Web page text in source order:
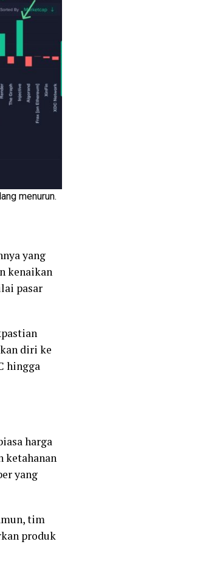
menurun.
yang
kenaikan
pasar
diri ke
hingga
harga
yang
tim
produk